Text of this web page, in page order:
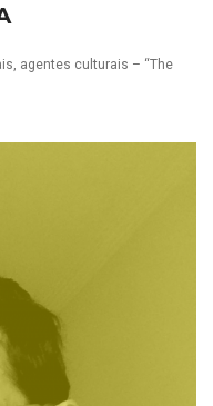
agentes culturais – “The